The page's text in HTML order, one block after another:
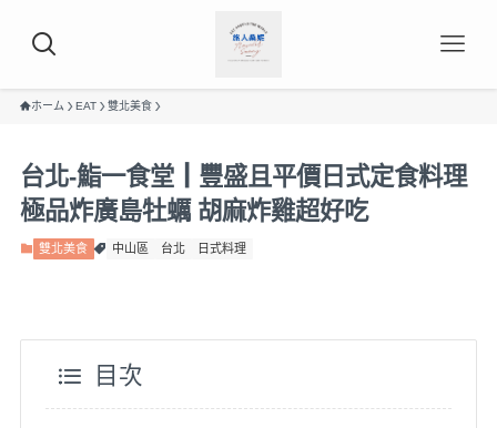
ホーム EAT 雙北美食
台北-鮨一食堂┃豐盛且平價日式定食料理
極品炸廣島牡蠣 胡麻炸雞超好吃
雙北美食 中山區 台北 日式料理
目次